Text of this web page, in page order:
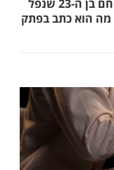
כתב בפתק